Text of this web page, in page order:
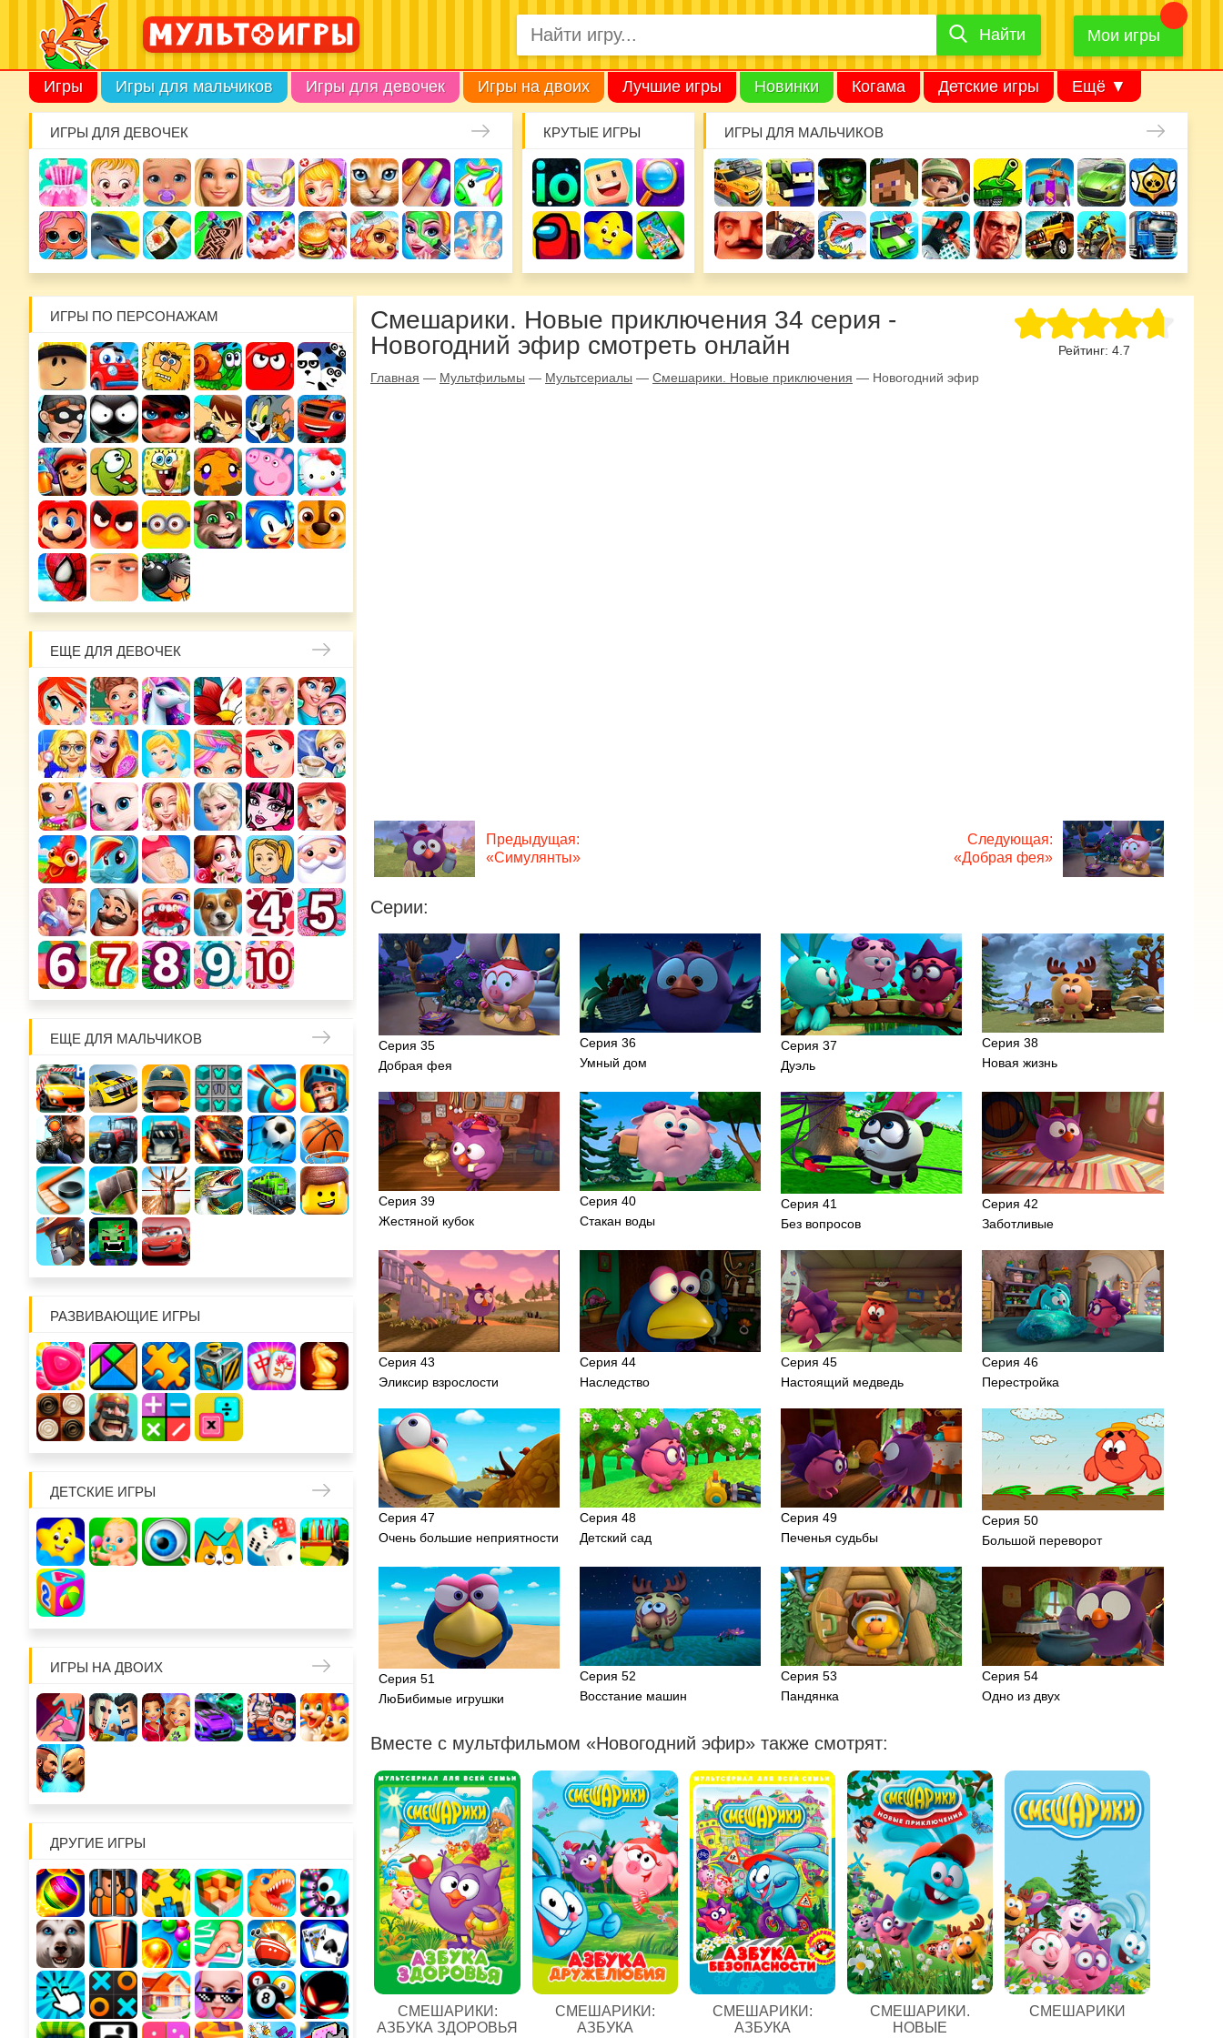
Найти
Найти Мои игры
Игры Игры для мальчиков Игры для девочек Игры на двоих Лучшие игры Новинки Когама Детские игры Ещё ▼
ИГРЫ ДЛЯ ДЕВОЧЕК КРУТЫЕ ИГРЫ ИГРЫ ДЛЯ МАЛЬЧИКОВ
ИГРЫ ПО ПЕРСОНАЖАМ
ЕЩЕ ДЛЯ ДЕВОЧЕК
ЕЩЕ ДЛЯ МАЛЬЧИКОВ
РАЗВИВАЮЩИЕ ИГРЫ
ДЕТСКИЕ ИГРЫ
ИГРЫ НА ДВОИХ
ДРУГИЕ ИГРЫ
Рейтинг: 4.7
Смешарики. Новые приключения 34 серия -
Новогодний эфир смотреть онлайн
Главная — Мультфильмы — Мультсериалы — Смешарики. Новые приключения — Новогодний эфир
Предыдущая:
«Симулянты»
Следующая:
«Добрая фея»
Серии:
Серия 35
Добрая фея
Серия 36
Умный дом
Серия 37
Дуэль
Серия 38
Новая жизнь
Серия 39
Жестяной кубок
Серия 40
Стакан воды
Серия 41
Без вопросов
Серия 42
Заботливые
Серия 43
Эликсир взрослости
Серия 44
Наследство
Серия 45
Настоящий медведь
Серия 46
Перестройка
Серия 47
Очень большие неприятности
Серия 48
Детский сад
Серия 49
Печенья судьбы
Серия 50
Большой переворот
Серия 51
ЛюБибимые игрушки
Серия 52
Восстание машин
Серия 53
Пандянка
Серия 54
Одно из двух
Вместе с мультфильмом «Новогодний эфир» также смотрят:
СМЕШАРИКИ:
АЗБУКА ЗДОРОВЬЯ
СМЕШАРИКИ:
АЗБУКА
СМЕШАРИКИ:
АЗБУКА
СМЕШАРИКИ.
НОВЫЕ
СМЕШАРИКИ